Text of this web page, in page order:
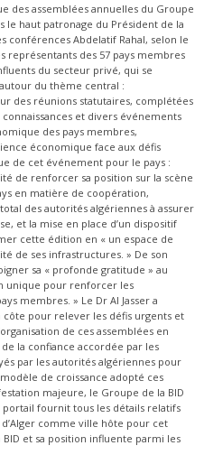
des assemblées annuelles du Groupe
le haut patronage du Président de la
conférences Abdelatif Rahal, selon le
des 57 pays membres
du secteur privé, qui se
du thème central :
des réunions statutaires, complétées
et divers événements
des pays membres,
économique face aux défis
de cet événement pour le pays :
de renforcer sa position sur la scène
en matière de coopération,
des autorités algériennes à assurer
et la mise en place d’un dispositif
cette édition en « un espace de
de ses infrastructures. » De son
sa « profonde gratitude » au
unique pour renforcer les
membres. » Le Dr Al Jasser a
pour relever les défis urgents et
de ces assemblées en
la confiance accordée par les
par les autorités algériennes pour
de croissance adopté ces
majeure, le Groupe de la BID
portail fournit tous les détails relatifs
comme ville hôte pour cet
et sa position influente parmi les